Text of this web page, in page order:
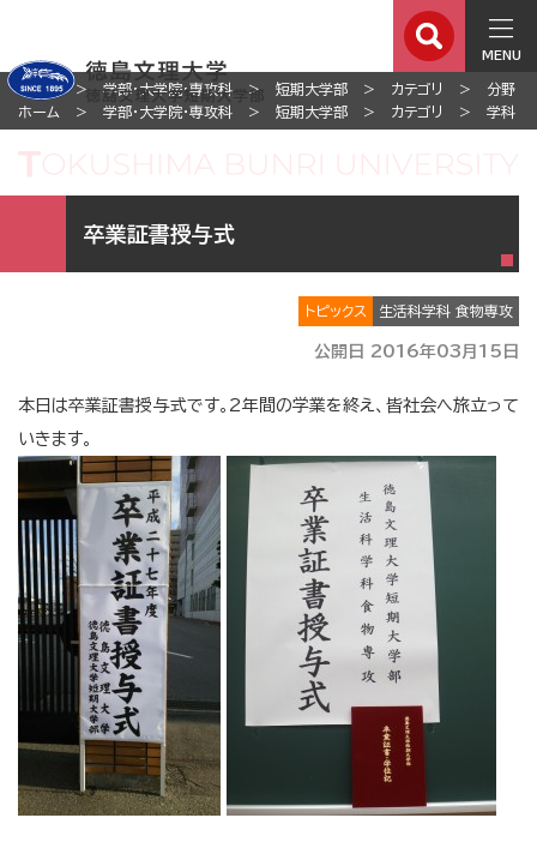
MENU
ホーム 学部・大学院・専攻科 短期大学部 カテゴリ
分野
ホーム
学部・大学院・専攻科 短期大学部 カテゴリ 学科
卒業証書授与式
トピックス 生活科学科 食物専攻
公開日 2016年03月15日
本日は卒業証書授与式です。2年間の学業を終え、皆社会へ旅立って
いきます。